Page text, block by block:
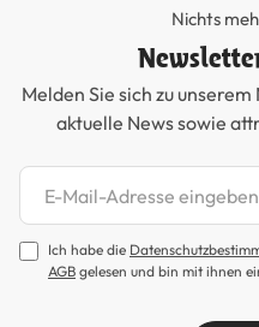
Nichts
Melden Sie sich zu
aktuelle News sowie
Newsletter
Ich habe die
AGB gelesen und bin mit ihnen